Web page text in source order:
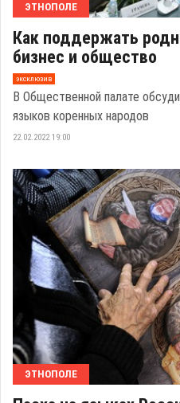
ЭТНОПОЛЕ
Как поддержать
бизнес и общество
эксклюзив
В Общественной палате
языков коренных народов
22.02.2022 19:00
ЭТНОПОЛЕ